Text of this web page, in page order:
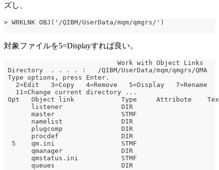
ズし、
> WRKLNK OBJ('/QIBM/UserData/mqm/qmgrs/')
対象ファイルを5=Displayすれば良い。
                             Work with Object Links
Directory  . . . . :   /QIBM/UserData/mqm/qmgrs/QMA
Type options, press Enter.
2=Edit   3=Copy   4=Remove   5=Display   7=Rename
   11=Change current directory ...
Opt   Object link            Type     Attribute
       listener               DIR
       master                 STMF
       namelist               DIR
       plugcomp               DIR
       procdef                DIR
  5    qm.ini                 STMF
       qmanager               DIR
       qmstatus.ini           STMF
       queues                 DIR